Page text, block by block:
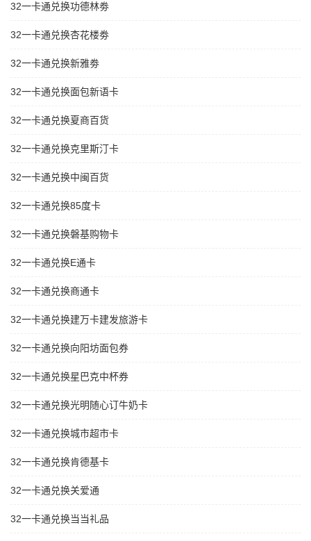
32一卡通兑换功德林劵
32一卡通兑换杏花楼劵
32一卡通兑换新雅劵
32一卡通兑换面包新语卡
32一卡通兑换夏商百货
32一卡通兑换克里斯汀卡
32一卡通兑换中闽百货
32一卡通兑换85度卡
32一卡通兑换磐基购物卡
32一卡通兑换E通卡
32一卡通兑换商通卡
32一卡通兑换建万卡建发旅游卡
32一卡通兑换向阳坊面包券
32一卡通兑换星巴克中杯券
32一卡通兑换光明随心订牛奶卡
32一卡通兑换城市超市卡
32一卡通兑换肯德基卡
32一卡通兑换关爱通
32一卡通兑换当当礼品